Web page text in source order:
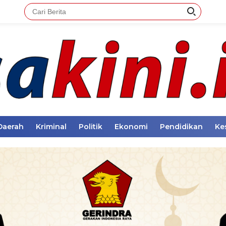
Kriminal Politik Ekonomi Pendidikan